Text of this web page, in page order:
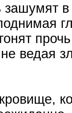
в
ведая